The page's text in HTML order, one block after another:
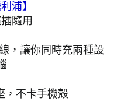
浦】
隨用
，讓你同時充兩種設
，不卡手機殼